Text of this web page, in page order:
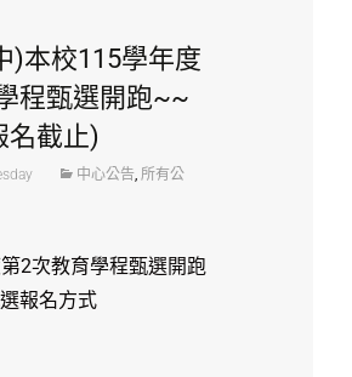
)本校115學年度
程甄選開跑~~
名截止)
中心公告, 所有公
2次教育學程甄選開跑
報名方式